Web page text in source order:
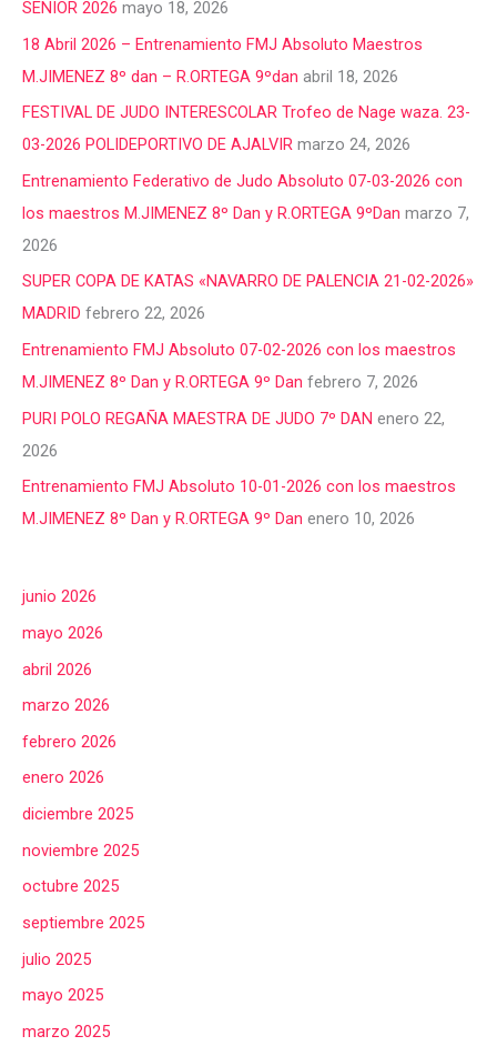
SENIOR 2026 mayo 18, 2026
18 Abril 2026 – Entrenamiento FMJ Absoluto Maestros
M.JIMENEZ 8º dan – R.ORTEGA 9ºdan abril 18, 2026
FESTIVAL DE JUDO INTERESCOLAR Trofeo de Nage waza. 23-
03-2026 POLIDEPORTIVO DE AJALVIR marzo 24, 2026
Entrenamiento Federativo de Judo Absoluto 07-03-2026 con
los maestros M.JIMENEZ 8º Dan y R.ORTEGA 9ºDan marzo 7,
2026
SUPER COPA DE KATAS «NAVARRO DE PALENCIA 21-02-2026»
MADRID febrero 22, 2026
Entrenamiento FMJ Absoluto 07-02-2026 con los maestros
M.JIMENEZ 8º Dan y R.ORTEGA 9º Dan febrero 7, 2026
PURI POLO REGAÑA MAESTRA DE JUDO 7º DAN enero 22,
2026
Entrenamiento FMJ Absoluto 10-01-2026 con los maestros
M.JIMENEZ 8º Dan y R.ORTEGA 9º Dan enero 10, 2026
junio 2026
mayo 2026
abril 2026
marzo 2026
febrero 2026
enero 2026
diciembre 2025
noviembre 2025
octubre 2025
septiembre 2025
julio 2025
mayo 2025
marzo 2025